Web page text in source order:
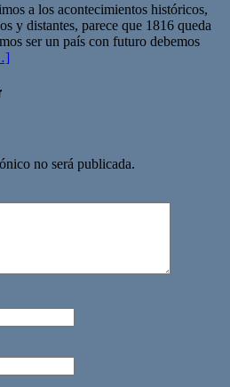
a los acontecimientos históricos,
y distantes, parece que 1816 queda
ser un país con futuro debemos
no será publicada.